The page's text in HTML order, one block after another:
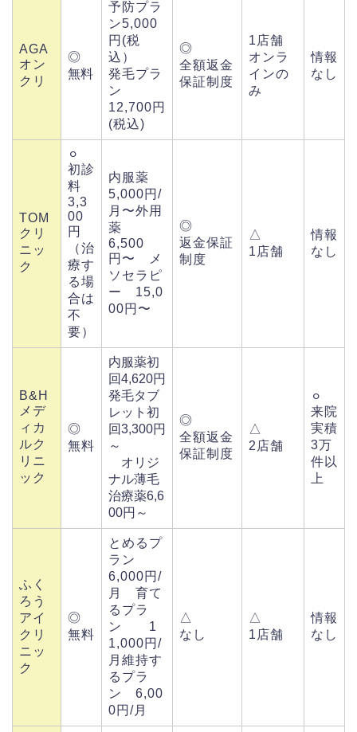
AGA
オン
クリ
◎
無料
予防プラ
ン5,000
円(税
込）
発毛プラ
ン
12,700円
(税込)
◎
全額返金
保証制度
1店舗
オンラ
インの
み
情報
なし
TOM
クリ
ニッ
ク
⚪︎
初診
料
3,3
00
円
（治
療す
る場
合は
不
要）
内服薬
5,000円/
月〜外用
薬
6,500
円〜 メ
ソセラピ
ー 15,0
00円〜
◎
返金保証
制度
△
1店舗
情報
なし
B&H
メデ
ィカ
ルク
リニ
ック
◎
無料
内服薬初
回4,620円
発毛タブ
レット初
回3,300円
～
オリジ
ナル薄毛
治療薬6,6
00円～
◎
全額返金
保証制度
△
2店舗
⚪︎
来院
実積
3万
件以
上
ふく
ろう
アイ
クリ
ニッ
ク
◎
無料
とめるプ
ラン
6,000円/
月 育て
るプラ
ン 1
1,000円/
月維持す
るプラ
ン 6,00
0円/月
△
なし
△
1店舗
情報
なし